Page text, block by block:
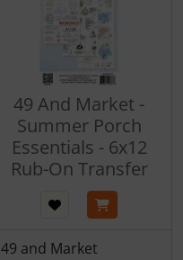
49 And Market -
Summer Porch
Essentials - 6x12
Rub-On Transfer
49 and Market